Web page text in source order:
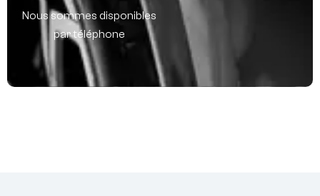
Nous sommes disponibles
par téléphone